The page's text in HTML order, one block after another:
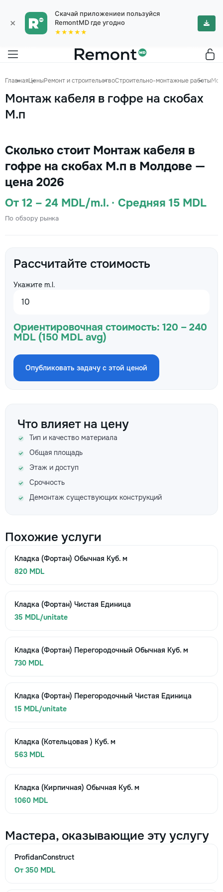
×
Скачай приложениеи пользуйся
RemontMD где угодно
★★★★★
ГлавнаяЦеныРемонт и строительствоСтроительно-монтажные работы
Монтаж кабеля в гофре на скобах
М.п
Сколько стоит Монтаж кабеля в
гофре на скобах М.п в Молдове —
цена 2026
От 12 – 24 MDL/m.l. · Средняя 15 MDL
По обзору рынка
Рассчитайте стоимость
Укажите m.l.
Ориентировочная стоимость: 120 – 240
MDL (150 MDL avg)
Опубликовать задачу с этой ценой
Что влияет на цену
Тип и качество материала
Общая площадь
Этаж и доступ
Срочность
Демонтаж существующих конструкций
Похожие услуги
Кладка (Фортан) Обычная Куб. м
820 MDL
Кладка (Фортан) Чистая Единица
35 MDL/unitate
Кладка (Фортан) Перегородочный Обычная Куб. м
730 MDL
Кладка (Фортан) Перегородочный Чистая Единица
15 MDL/unitate
Кладка (Котельцовая ) Куб. м
563 MDL
Кладка (Кирпичная) Обычная Куб. м
1060 MDL
Мастера, оказывающие эту услугу
ProfidanConstruct
От 350 MDL